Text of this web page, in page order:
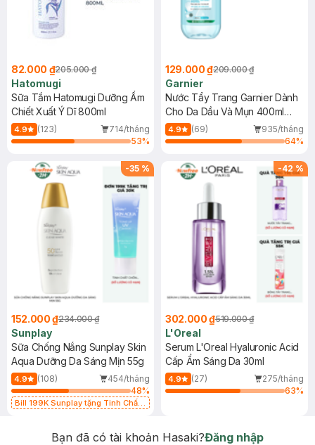
82.000 ₫205.000 ₫
Hatomugi
Sữa Tắm Hatomugi Dưỡng Ẩm
Chiết Xuất Ý Dĩ 800ml
4.9 (123)
714/tháng
53%
129.000 ₫209.000 ₫
Garnier
Nước Tẩy Trang Garnier Dành
Cho Da Dầu Và Mụn 400ml
(Mới)
4.9 (69)
935/tháng
64%
-35 %
152.000 ₫234.000 ₫
Sunplay
Sữa Chống Nắng Sunplay Skin
Aqua Dưỡng Da Sáng Mịn 55g
4.9 (108)
454/tháng
48%
Bill 199K Sunplay tặng Tinh Chất
-42 %
302.000 ₫519.000 ₫
L'Oreal
Serum L'Oreal Hyaluronic Acid
Cấp Ẩm Sáng Da 30ml
4.9 (27)
275/tháng
63%
Bạn đã có tài khoản Hasaki?Đăng nhập